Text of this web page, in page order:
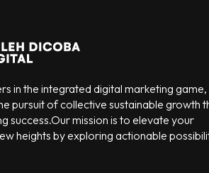
in the integrated digital marketing game,
pursuit of collective sustainable growth
success.Our mission is to elevate your
heights by exploring actionable